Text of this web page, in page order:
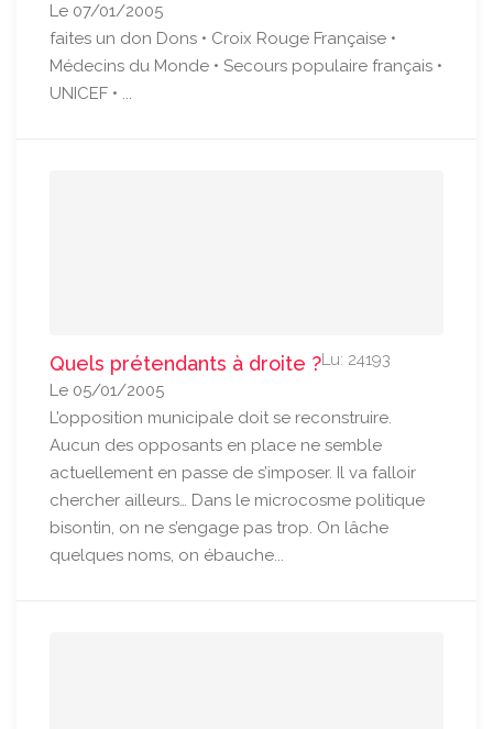
Le 07/01/2005
faites un don Dons • Croix Rouge Française •
Médecins du Monde • Secours populaire français •
UNICEF • ...
Quels prétendants à droite ?Lu: 24193
Le 05/01/2005
L’opposition municipale doit se reconstruire.
Aucun des opposants en place ne semble
actuellement en passe de s’imposer. Il va falloir
chercher ailleurs… Dans le microcosme politique
bisontin, on ne s’engage pas trop. On lâche
quelques noms, on ébauche...